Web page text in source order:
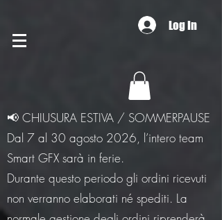
Log In
📢 CHIUSURA ESTIVA / SOMMERPAUSE
Dal 7 al 30 agosto 2026, l’intero team
Smart GFX sarà in ferie.
Durante questo periodo gli ordini ricevuti
non verranno elaborati né spediti. La